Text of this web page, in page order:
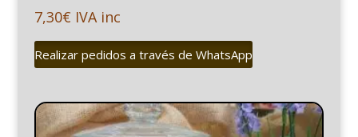
7,30€ IVA inc
Realizar pedidos a través de WhatsApp